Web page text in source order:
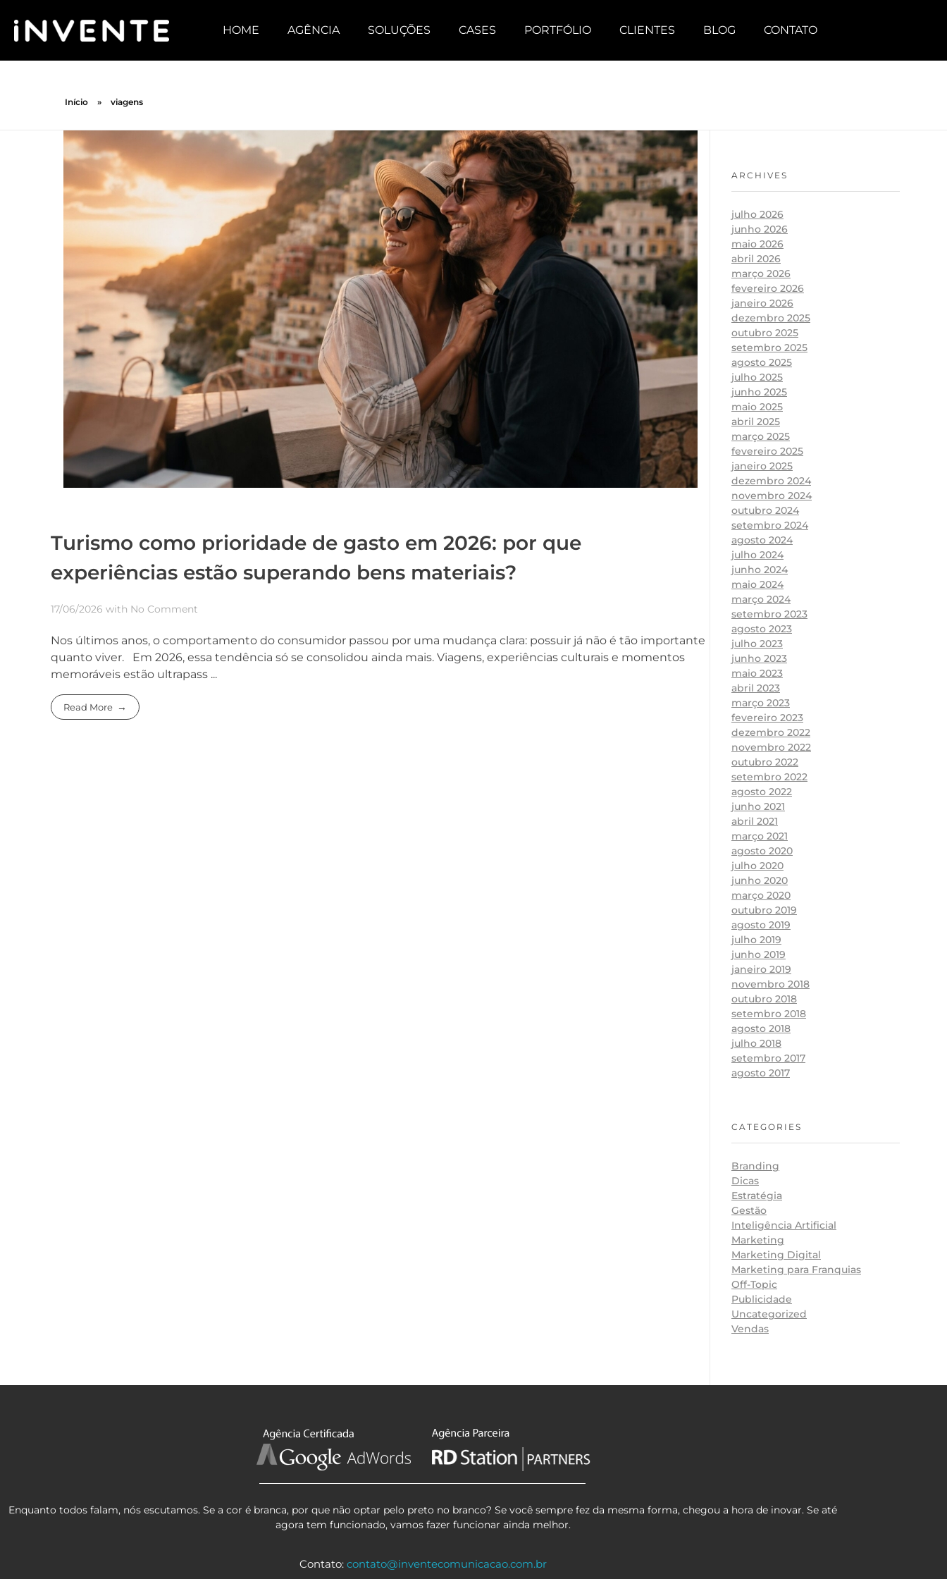
HOME AGÊNCIA SOLUÇÕES CASES PORTFÓLIO CLIENTES BLOG CONTATO
Início » viagens
Turismo como prioridade de gasto em 2026: por que
experiências estão superando bens materiais?
17/06/2026 with No Comment
Nos últimos anos, o comportamento do consumidor passou por uma mudança clara: possuir já não é tão importante
quanto viver. Em 2026, essa tendência só se consolidou ainda mais. Viagens, experiências culturais e momentos
memoráveis estão ultrapass ...
Read More
ARCHIVES
julho 2026
junho 2026
maio 2026
abril 2026
março 2026
fevereiro 2026
janeiro 2026
dezembro 2025
outubro 2025
setembro 2025
agosto 2025
julho 2025
junho 2025
maio 2025
abril 2025
março 2025
fevereiro 2025
janeiro 2025
dezembro 2024
novembro 2024
outubro 2024
setembro 2024
agosto 2024
julho 2024
junho 2024
maio 2024
março 2024
setembro 2023
agosto 2023
julho 2023
junho 2023
maio 2023
abril 2023
março 2023
fevereiro 2023
dezembro 2022
novembro 2022
outubro 2022
setembro 2022
agosto 2022
junho 2021
abril 2021
março 2021
agosto 2020
julho 2020
junho 2020
março 2020
outubro 2019
agosto 2019
julho 2019
junho 2019
janeiro 2019
novembro 2018
outubro 2018
setembro 2018
agosto 2018
julho 2018
setembro 2017
agosto 2017
CATEGORIES
Branding
Dicas
Estratégia
Gestão
Inteligência Artificial
Marketing
Marketing Digital
Marketing para Franquias
Off-Topic
Publicidade
Uncategorized
Vendas
Enquanto todos falam, nós escutamos. Se a cor é branca, por que não optar pelo preto no branco? Se você sempre fez da mesma forma, chegou a hora de inovar. Se até
agora tem funcionado, vamos fazer funcionar ainda melhor.
Contato: contato@inventecomunicacao.com.br